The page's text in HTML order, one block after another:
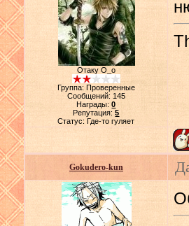
Отаку О_о
Группа: Проверенные
Сообщений: 145
Награды:0
Репутация:5
Статус:Где-то гуляет
Gokudero-kun